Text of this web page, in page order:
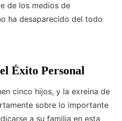
de los medios de
ha desaparecido del todo
Éxito Personal
cinco hijos, y la exreina de
sobre lo importante
a su familia en esta